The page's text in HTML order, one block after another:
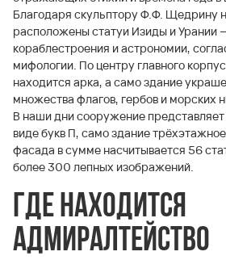
Благодаря скульптору Ф.Ф. Щедрину
расположены статуи Изиды и Урании
кораблестроения и астрономии,
мифологии. По центру главного
находится арка, а само здание
множества флагов, гербов и морских
В наши дни сооружение представляет
виде букв П, само здание
фасада в сумме насчитывается 56
более 300 лепных изображений.
Где находится
Адмиралтейство